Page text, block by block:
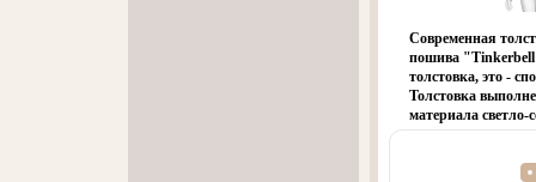
Современная
пошива
толстовка, это -
Толстовка
материала светло-
накладных
изображением